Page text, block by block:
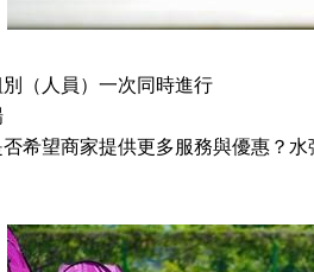
（人員）一次同時進行
希望商家提供更多服務與優惠？